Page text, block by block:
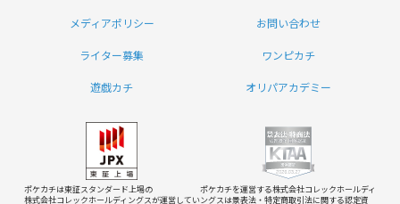
メディアポリシー お問い合わせ
ライター募集 ワンピカチ
遊戯カチ オリパアカデミー
ポケカチは東証スタンダード上場の
株式会社コレックホールディングスが運営してい
ポケカチを運営する株式会社コレックホールディ
ングスは景表法・特定商取引法に関する認定資